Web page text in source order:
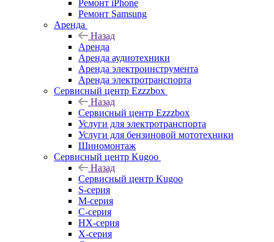
Ремонт iPhone
Ремонт Samsung
Аренда
Назад
Аренда
Аренда аудиотехники
Аренда электроинструмента
Аренда электротранспорта
Сервисный центр Ezzzbox
Назад
Сервисный центр Ezzzbox
Услуги для электротранспорта
Услуги для бензиновой мототехники
Шиномонтаж
Сервисный центр Kugoo
Назад
Сервисный центр Kugoo
S-cерия
M-серия
С-серия
HX-серия
X-серия